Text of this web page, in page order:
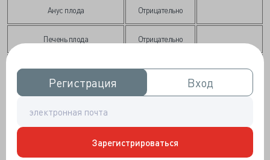
Регистрация
Регистрация Вход
Вход
Зарегистрироваться
Анус плода Отрицательно
Печень плода Отрицательно
Тимус плода Отрицательно
Легкие плода Отрицательно